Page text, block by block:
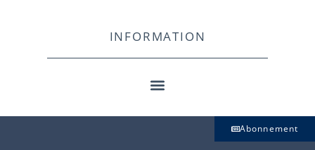
INFORMATION
Abonnement